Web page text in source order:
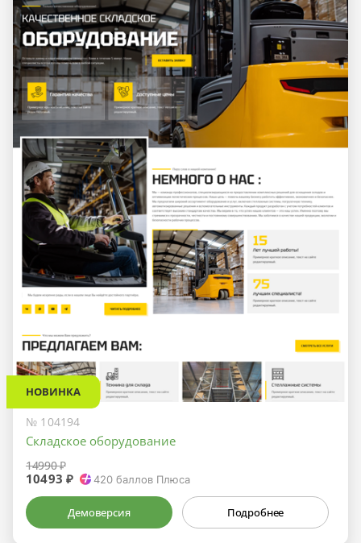
НОВИНКА
№ 104194
Складское оборудование
14990 ₽
10493 ₽ 420 баллов Плюса
Демоверсия Подробнее